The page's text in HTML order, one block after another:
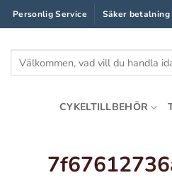
Skip
to
content
Personlig Service Säker
Sök
CYKELTILLBEHÖR